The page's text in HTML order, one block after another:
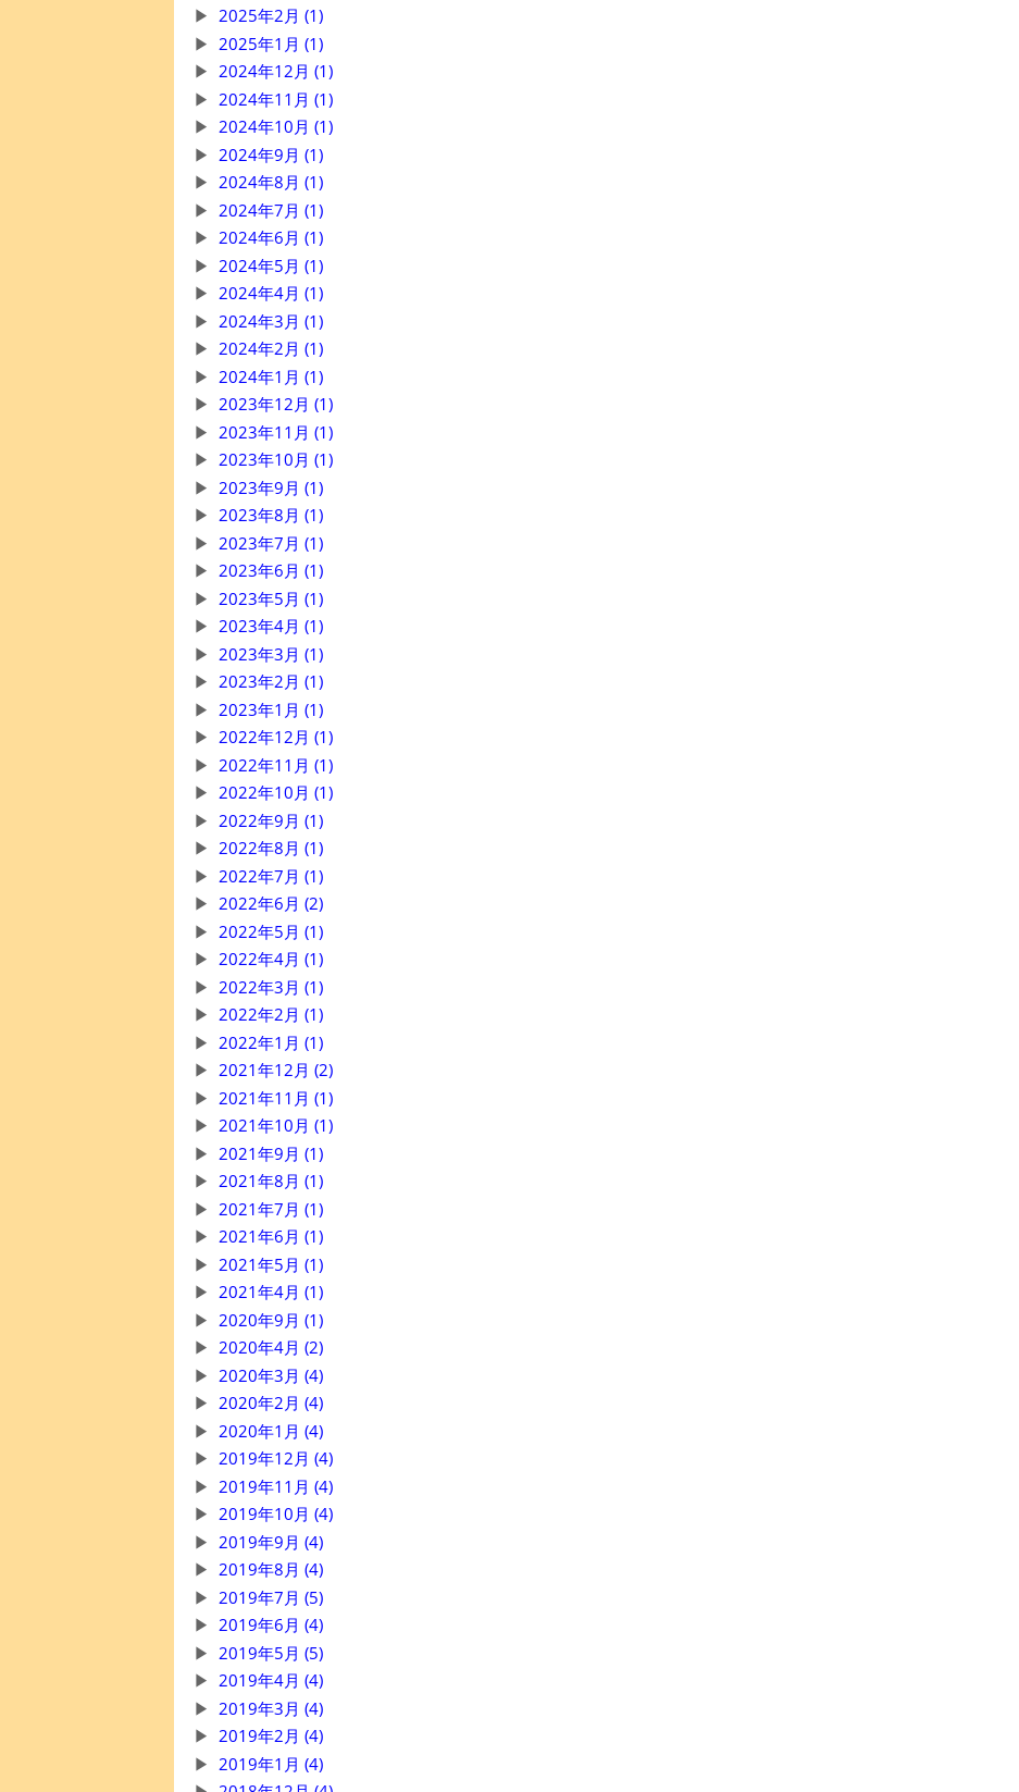
2025年2月 (1)
2025年1月 (1)
2024年12月 (1)
2024年11月 (1)
2024年10月 (1)
2024年9月 (1)
2024年8月 (1)
2024年7月 (1)
2024年6月 (1)
2024年5月 (1)
2024年4月 (1)
2024年3月 (1)
2024年2月 (1)
2024年1月 (1)
2023年12月 (1)
2023年11月 (1)
2023年10月 (1)
2023年9月 (1)
2023年8月 (1)
2023年7月 (1)
2023年6月 (1)
2023年5月 (1)
2023年4月 (1)
2023年3月 (1)
2023年2月 (1)
2023年1月 (1)
2022年12月 (1)
2022年11月 (1)
2022年10月 (1)
2022年9月 (1)
2022年8月 (1)
2022年7月 (1)
2022年6月 (2)
2022年5月 (1)
2022年4月 (1)
2022年3月 (1)
2022年2月 (1)
2022年1月 (1)
2021年12月 (2)
2021年11月 (1)
2021年10月 (1)
2021年9月 (1)
2021年8月 (1)
2021年7月 (1)
2021年6月 (1)
2021年5月 (1)
2021年4月 (1)
2020年9月 (1)
2020年4月 (2)
2020年3月 (4)
2020年2月 (4)
2020年1月 (4)
2019年12月 (4)
2019年11月 (4)
2019年10月 (4)
2019年9月 (4)
2019年8月 (4)
2019年7月 (5)
2019年6月 (4)
2019年5月 (5)
2019年4月 (4)
2019年3月 (4)
2019年2月 (4)
2019年1月 (4)